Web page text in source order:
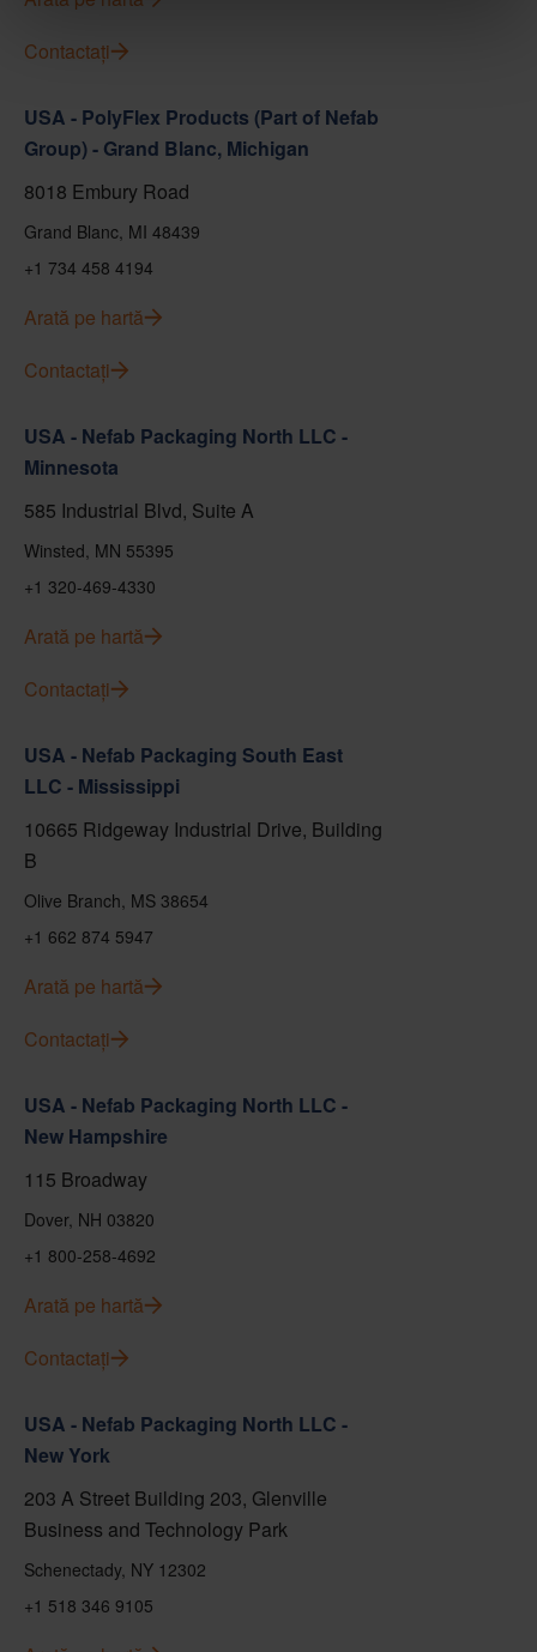
Contactați
USA - PolyFlex Products (Part of Nefab
Group) - Grand Blanc, Michigan
8018 Embury Road
Grand Blanc, MI 48439
+1 734 458 4194
Arată pe hartă
Contactați
USA - Nefab Packaging North LLC -
Minnesota
585 Industrial Blvd, Suite A
Winsted, MN 55395
+1 320-469-4330
Arată pe hartă
Contactați
USA - Nefab Packaging South East
LLC - Mississippi
10665 Ridgeway Industrial Drive, Building
B
Olive Branch, MS 38654
+1 662 874 5947
Arată pe hartă
Contactați
USA - Nefab Packaging North LLC -
New Hampshire
115 Broadway
Dover, NH 03820
+1 800-258-4692
Arată pe hartă
Contactați
USA - Nefab Packaging North LLC -
New York
203 A Street Building 203, Glenville
Business and Technology Park
Schenectady, NY 12302
+1 518 346 9105